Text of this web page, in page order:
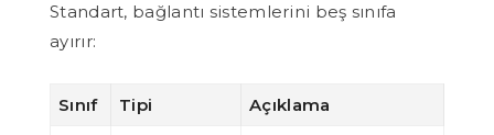
Standart, bağlantı sistemlerini beş sınıfa
ayırır:
Sınıf Tipi Açıklama